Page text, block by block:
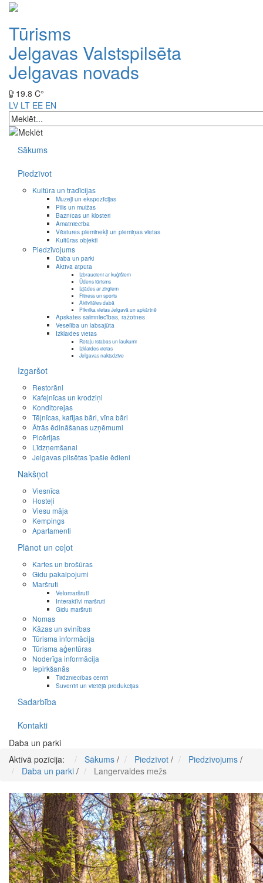
Tūrisms
Jelgavas Valstspilsēta
Jelgavas novads
19.8 C°
LV LT EE EN
Sākums
Piedzīvot
Kultūra un tradīcijas
Muzeji un ekspozīcijas
Pilis un muižas
Baznīcas un klosteri
Amatniecība
Vēstures pieminekļi un piemiņas vietas
Kultūras objekti
Piedzīvojums
Daba un parki
Aktīvā atpūta
Izbraucieni ar kuģīšiem
Ūdens tūrisms
Izjādes ar zirgiem
Fitness un sports
Aktivitātes dabā
Piknika vietas Jelgavā un apkārtnē
Apskates saimniecības, ražotnes
Veselība un labsajūta
Izklaides vietas
Rotaļu istabas un laukumi
Izklaides vietas
Jelgavas naktsdzīve
Izgaršot
Restorāni
Kafejnīcas un krodziņi
Konditorejas
Tējnīcas, kafijas bāri, vīna bāri
Ātrās ēdināšanas uzņēmumi
Picērijas
Līdzņemšanai
Jelgavas pilsētas īpašie ēdieni
Nakšņot
Viesnīca
Hosteļi
Viesu māja
Kempings
Apartamenti
Plānot un ceļot
Kartes un brošūras
Gidu pakalpojumi
Maršruti
Velomaršruti
Interaktīvi maršruti
Gidu maršruti
Nomas
Kāzas un svinības
Tūrisma informācija
Tūrisma aģentūras
Noderīga informācija
Iepirkšanās
Tirdzniecības centri
Suvenīri un vietējā produkcijas
Sadarbība
Kontakti
Daba un parki
Aktīvā pozīcija:
Sākums / Piedzīvot / Piedzīvojums /
Daba un parki / Langervaldes mežs